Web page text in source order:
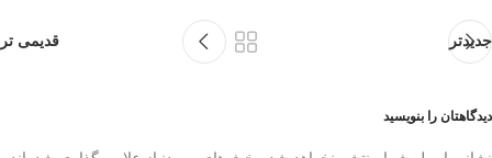
جدیدتر قدیمی تر
دیدگاهتان را بنویسید